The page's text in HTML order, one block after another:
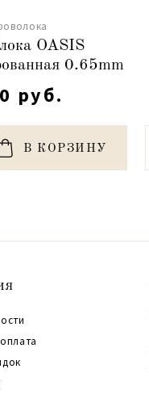
OASIS
0.65mm
руб.
В КОРЗИНУ